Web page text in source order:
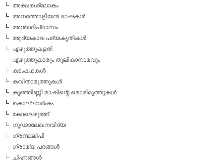
അക്ഷരശ്ലോകം
അനത്തോളിയന്‍ ഭാഷകള്‍
അന്താദിപ്രാസം
ആദ്യകാല പദ്യകൃതികള്‍
എഴുത്തുകളരി
എഴുത്തുകാരും തൂലികാനാമവും
കടംകഥകള്‍
കവിതാമുത്തുകള്‍
കുഞ്ഞിണ്ണി മാഷിന്റെ മൊഴിമുത്തുകള്‍
കൊല്ലവര്‍ഷം
കോലെഴുത്ത്
ഗൂഢാലേഖനവിദ്യ
ഗ്രന്ഥലിപി
ഗ്രാമ്യ പദങ്ങള്‍
ചിഹ്നങ്ങള്‍